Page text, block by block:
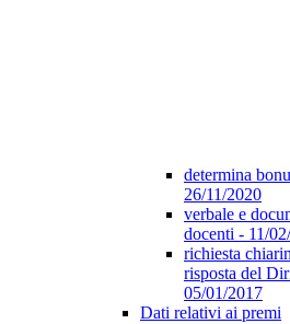
determina
26/11/2020
verbale e
docenti - 11/
richiesta
risposta del
05/01/2017
Dati relativi ai premi